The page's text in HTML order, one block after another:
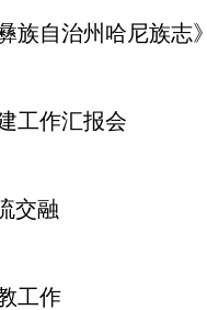
族自治州哈尼族志
工作汇报会
交融
工作